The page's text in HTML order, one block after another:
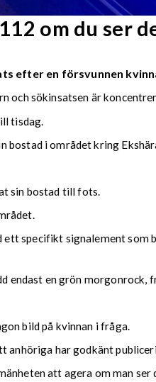
om du ser
efter en försvunnen
och sökinsatsen är
tisdag.
bostad i området kring
sin bostad till fots.
specifikt signalement som
endast en grön morgonrock,
bild på kvinnan i fråga.
anhöriga har godkänt
att agera om man ser